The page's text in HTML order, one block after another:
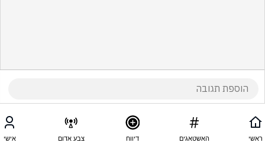
ראשי האשטאגים דיווח צבע אדום אישי